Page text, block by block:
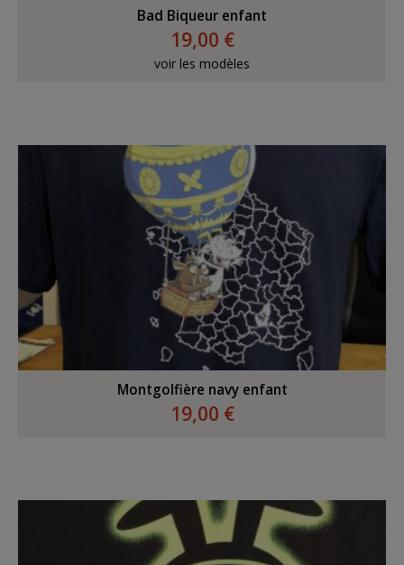
Bad Biqueur enfant
19,00 €
voir les modèles
Montgolfière navy enfant
19,00 €